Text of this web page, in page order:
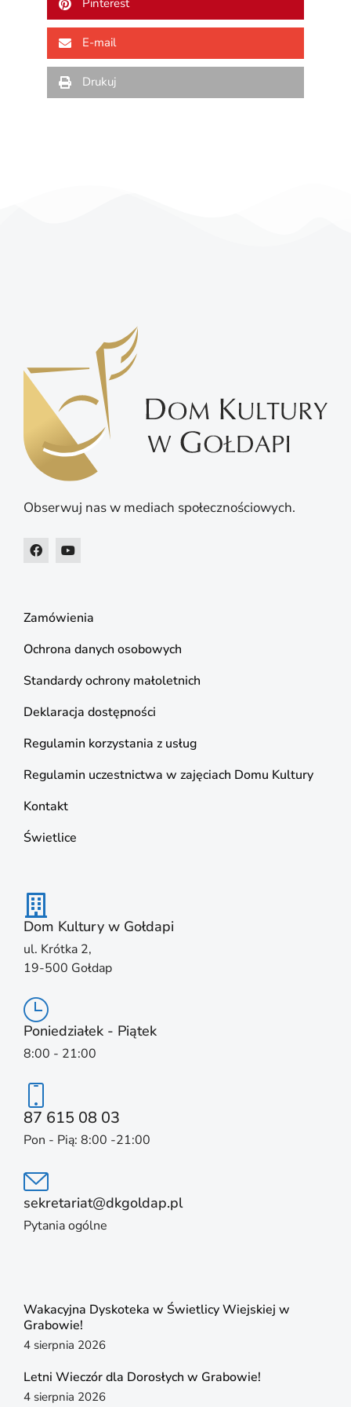
Pinterest
E-mail
Drukuj
Obserwuj nas w mediach społecznościowych.
Zamówienia
Ochrona danych osobowych
Standardy ochrony małoletnich
Deklaracja dostępności
Regulamin korzystania z usług
Regulamin uczestnictwa w zajęciach Domu Kultury
Kontakt
Świetlice
Dom Kultury w Gołdapi
ul. Krótka 2,
19-500 Gołdap
Poniedziałek - Piątek
8:00 - 21:00
87 615 08 03
Pon - Pią: 8:00 -21:00
sekretariat@dkgoldap.pl
Pytania ogólne
Wakacyjna Dyskoteka w Świetlicy Wiejskiej w
Grabowie!
4 sierpnia 2026
Letni Wieczór dla Dorosłych w Grabowie!
4 sierpnia 2026